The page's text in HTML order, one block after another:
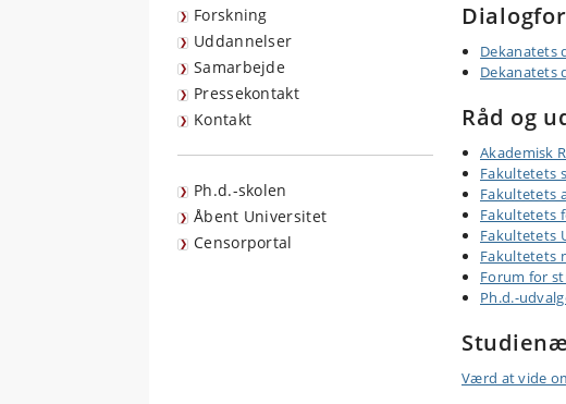
Forskning
Uddannelser
Samarbejde
Pressekontakt
Kontakt
Ph.d.-skolen
Åbent Universitet
Censorportal
Dekanatets
Dekanatets
Råd og
Akademisk
Fakultetets
Fakultetets
Fakultetets
Fakultetets
Fakultetets
Forum for
Ph.d.-
Værd at vide